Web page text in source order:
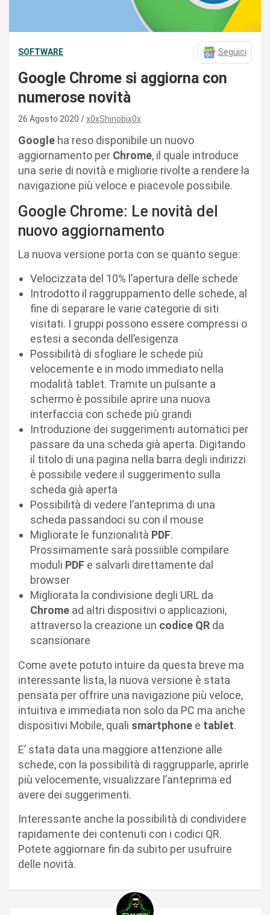
SOFTWARE Seguici
Google Chrome si aggiorna con
numerose novità
26 Agosto 2020 x0xShinobix0x
Google ha reso disponibile un nuovo
aggiornamento per Chrome, il quale introduce
una serie di novità e migliorie rivolte a rendere la
navigazione più veloce e piacevole possibile.
Google Chrome: Le novità del
nuovo aggiornamento
La nuova versione porta con se quanto segue:
Velocizzata del 10% l’apertura delle schede
Introdotto il raggruppamento delle schede, al
fine di separare le varie categorie di siti
visitati. I gruppi possono essere compressi o
estesi a seconda dell’esigenza
Possibilità di sfogliare le schede più
velocemente e in modo immediato nella
modalità tablet. Tramite un pulsante a
schermo è possibile aprire una nuova
interfaccia con schede più grandi
Introduzione dei suggerimenti automatici per
passare da una scheda già aperta. Digitando
il titolo di una pagina nella barra degli indirizzi
è possibile vedere il suggerimento sulla
scheda già aperta
Possibilità di vedere l’anteprima di una
scheda passandoci su con il mouse
Migliorate le funzionalità PDF.
Prossimamente sarà possiible compilare
moduli PDF e salvarli direttamente dal
browser
Migliorata la condivisione degli URL da
Chrome ad altri dispositivi o applicazioni,
attraverso la creazione un codice QR da
scansionare
Come avete potuto intuire da questa breve ma
interessante lista, la nuova versione è stata
pensata per offrire una navigazione più veloce,
intuitiva e immediata non solo da PC ma anche
dispositivi Mobile, quali smartphone e tablet.
E’ stata data una maggiore attenzione alle
schede, con la possibilità di raggrupparle, aprirle
più velocemente, visualizzare l’anteprima ed
avere dei suggerimenti.
Interessante anche la possibilità di condividere
rapidamente dei contenuti con i codici QR.
Potete aggiornare fin da subito per usufruire
delle novità.